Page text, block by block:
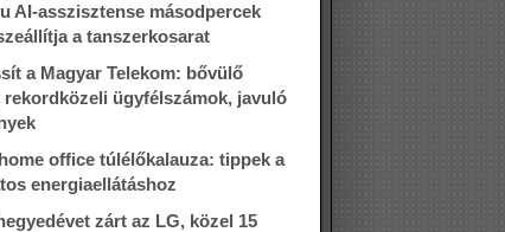
AI-asszisztense másodpercek
a tanszerkosarat
a Magyar Telekom: bővülő
rekordközeli ügyfélszámok, javuló
office túlélőkalauza: tippek a
energiaellátáshoz
zárt az LG, közel 15